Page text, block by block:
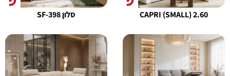
CAPRI ׁׁ(SMALLׂ) 2.60 סלון SF-398